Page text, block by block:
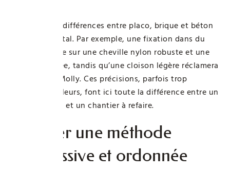
Connaître les différences entre placo, brique et béton
est fondamental. Par exemple, une fixation dans du
béton s’appuie sur une cheville nylon robuste et une
mèche adaptée, tandis qu’une cloison légère réclamera
une cheville Molly. Ces précisions, parfois trop
simplifiées ailleurs, font ici toute la différence entre un
meuble stable et un chantier à refaire.
Adopter une méthode
progressive et ordonnée